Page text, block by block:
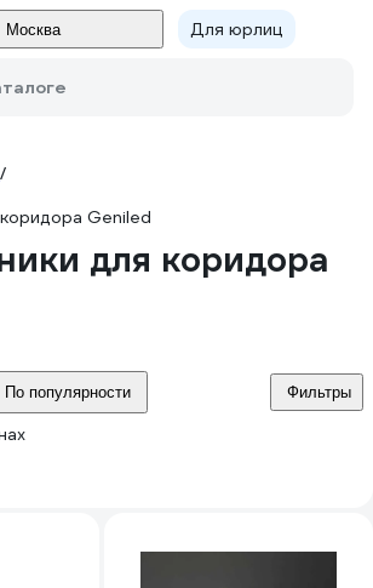
Москва Для юрлиц
/
Geniled
для коридора
По популярности Фильтры